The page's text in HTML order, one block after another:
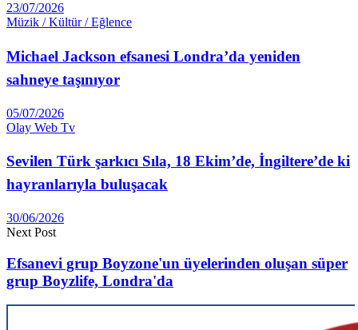
23/07/2026
Müzik / Kültür / Eğlence
Michael Jackson efsanesi Londra’da yeniden
sahneye taşınıyor
05/07/2026
Olay Web Tv
Sevilen Türk şarkıcı Sıla, 18 Ekim’de, İngiltere’de ki
hayranlarıyla buluşacak
30/06/2026
Next Post
Efsanevi grup Boyzone'un üyelerinden oluşan süper
grup Boyzlife, Londra'da